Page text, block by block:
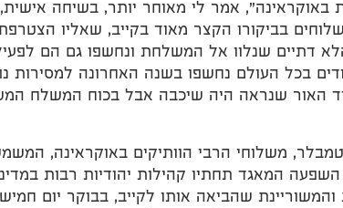
באוקראינה", אמר לי מאוחר יותר, בשיחה
בביקורו הקצר מאוד בקייב, שאליו
הלא דתיים שנלוו אל המשלחת ונחשפו גם הם
בכל העולם נחשפו בשנה האחרונה
האור שנראה היה שיכבה אבל בכוח המשלח
משלוחי הרבי הוותיקים באוקראינה,
השפעה המאגד תחתיו קהילות יהודיות רבות
שהביאה אותו לקייב, בבוקר יום